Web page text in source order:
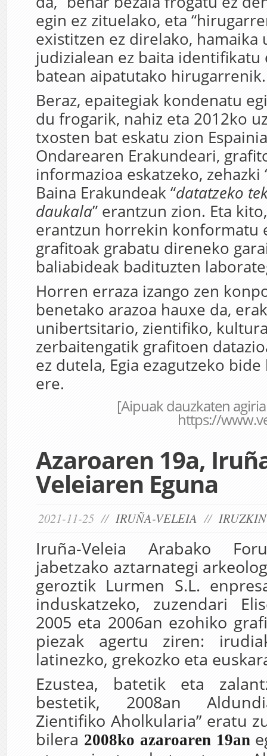
egin ez zituelako, eta
existitzen ez direlako, hamaika
judizialean ez baita identifikatu
batean aipatutako hirugarrenik.
Beraz, epaitegiak kondenatu
du frogarik, nahiz eta 2012ko
txosten bat eskatu zion
Ondarearen Erakundeari,
informazioa eskatzeko, zehazki
Baina Erakundeak “datatzeko
daukala” erantzun zion. Eta
erantzun horrekin konformatu
grafitoak grabatu direneko
baliabideak badituzten
Horren erraza izango zen
benetako arazoa hauxe da,
unibertsitario, zientifiko,
zerbaitengatik grafitoen
ez dutela, Egia ezagutzeko
ere.
[Aipuak dauzkaten
https://
Azaroaren 19a,
Veleiaren Eguna
2021-11-25 // IRUÑA-VELEIA //
Iruña-Veleia Arabako
jabetzako aztarnategi
geroztik Lurmen S.L.
induskatzeko, zuzendari
2005 eta 2006an ezohiko
piezak agertu ziren:
latinezko, grekozko eta
Ezustea, batetik eta
bestetik, 2008an
Zientifiko Aholkularia” eratu
bilera 2008ko azaroaren 19an